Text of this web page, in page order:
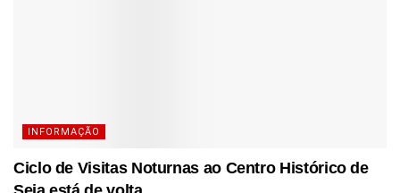
INFORMAÇÃO
Ciclo de Visitas Noturnas ao Centro Histórico de